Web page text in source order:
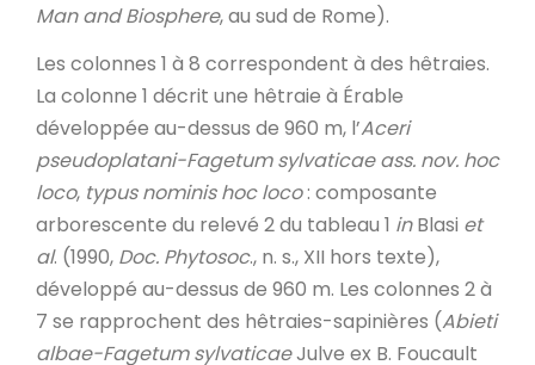
Man and Biosphere, au sud de Rome).
Les colonnes 1 à 8 correspondent à des hêtraies.
La colonne 1 décrit une hêtraie à Érable
développée au-dessus de 960 m, l’Aceri
pseudoplatani-Fagetum sylvaticae ass. nov. hoc
loco, typus nominis hoc loco: composante
arborescente du relevé 2 du tableau 1 inBlasi et
al. (1990, Doc. Phytosoc., n. s., XII hors texte),
développé au-dessus de 960 m. Les colonnes 2 à
7 se rapprochent des hêtraies-sapinières (Abieti
albae-Fagetum sylvaticaeJulve ex B. Foucault